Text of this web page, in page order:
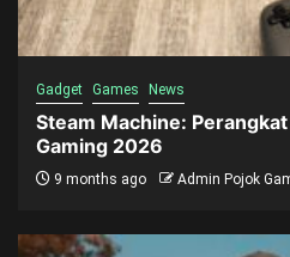
Gadget Games News
Steam Machine:
Gaming 2026
9 months ago Admin Pojok